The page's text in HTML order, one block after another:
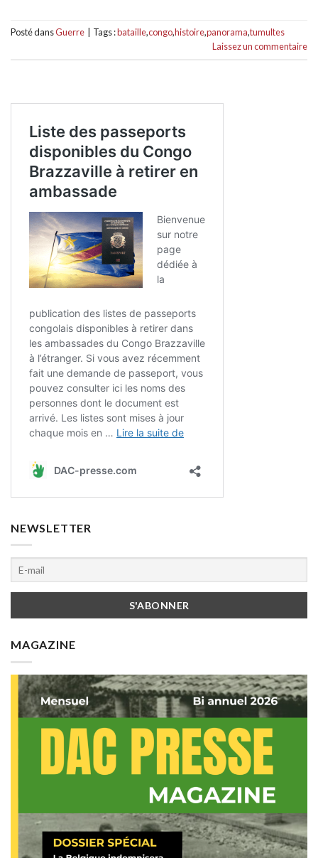
Posté dansGuerre Tags :bataille,congo,histoire,panorama,tumultes
Laissez un commentaire
NEWSLETTER
MAGAZINE